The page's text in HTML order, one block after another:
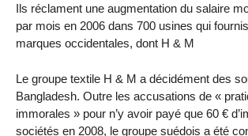
Ils réclament une augmentation du salaire
par mois en 2006 dans 700 usines qui
marques occidentales, dont H & M
Le groupe textile H & M a décidément des
Bangladesh. Outre les accusations de «
immorales » pour n’y avoir payé que 60 €
sociétés en 2008, le groupe suédois a été